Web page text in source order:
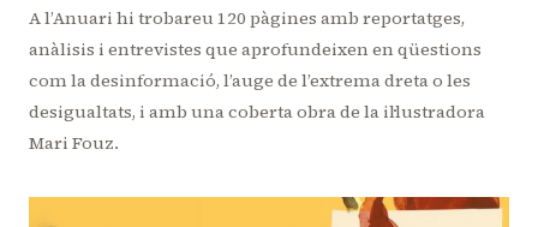
A l’Anuari hi trobareu 120 pàgines amb reportatges,
anàlisis i entrevistes que aprofundeixen en qüestions
com la desinformació, l’auge de l’extrema dreta o les
desigualtats, i amb una coberta obra de la il·lustradora
Mari Fouz.